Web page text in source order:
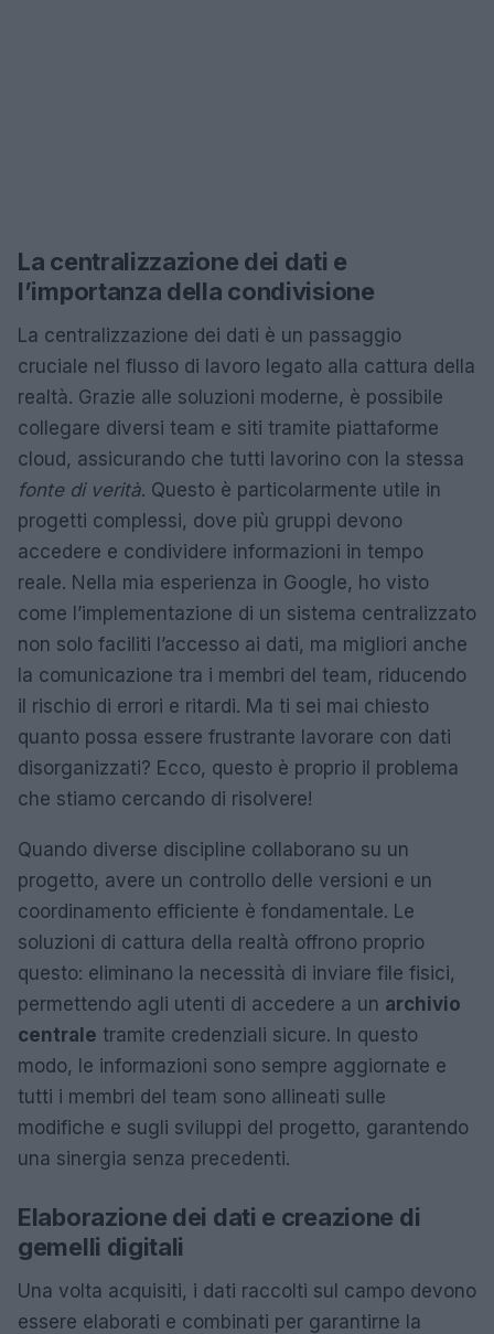
La centralizzazione dei dati e
l’importanza della condivisione
La centralizzazione dei dati è un passaggio
cruciale nel flusso di lavoro legato alla cattura della
realtà. Grazie alle soluzioni moderne, è possibile
collegare diversi team e siti tramite piattaforme
cloud, assicurando che tutti lavorino con la stessa
fonte di verità. Questo è particolarmente utile in
progetti complessi, dove più gruppi devono
accedere e condividere informazioni in tempo
reale. Nella mia esperienza in Google, ho visto
come l’implementazione di un sistema centralizzato
non solo faciliti l’accesso ai dati, ma migliori anche
la comunicazione tra i membri del team, riducendo
il rischio di errori e ritardi. Ma ti sei mai chiesto
quanto possa essere frustrante lavorare con dati
disorganizzati? Ecco, questo è proprio il problema
che stiamo cercando di risolvere!
Quando diverse discipline collaborano su un
progetto, avere un controllo delle versioni e un
coordinamento efficiente è fondamentale. Le
soluzioni di cattura della realtà offrono proprio
questo: eliminano la necessità di inviare file fisici,
permettendo agli utenti di accedere a un archivio
centrale tramite credenziali sicure. In questo
modo, le informazioni sono sempre aggiornate e
tutti i membri del team sono allineati sulle
modifiche e sugli sviluppi del progetto, garantendo
una sinergia senza precedenti.
Elaborazione dei dati e creazione di
gemelli digitali
Una volta acquisiti, i dati raccolti sul campo devono
essere elaborati e combinati per garantirne la